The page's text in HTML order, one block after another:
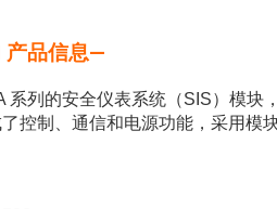
品信息—
系列的安全仪表系统（SIS）模块
控制、通信和电源功能，采用模